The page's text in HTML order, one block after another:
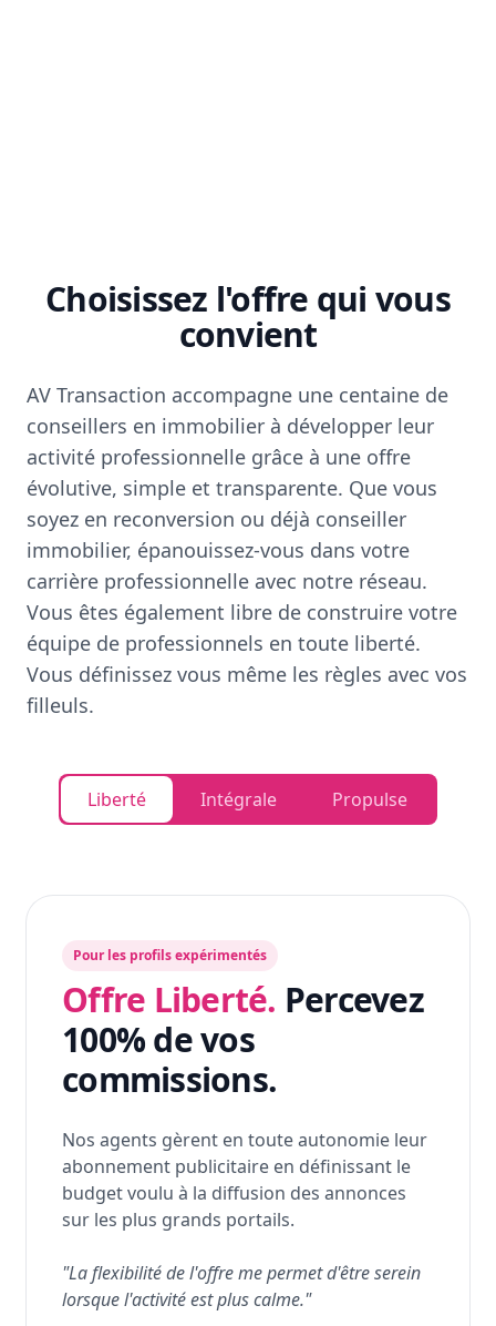
Choisissez l'offre qui vous
convient
AV Transaction accompagne une centaine de
conseillers en immobilier à développer leur
activité professionnelle grâce à une offre
évolutive, simple et transparente. Que vous
soyez en reconversion ou déjà conseiller
immobilier, épanouissez-vous dans votre
carrière professionnelle avec notre réseau.
Vous êtes également libre de construire votre
équipe de professionnels en toute liberté.
Vous définissez vous même les règles avec vos
filleuls.
Liberté Intégrale Propulse
Pour les profils expérimentés
Offre Liberté. Percevez
100% de vos
commissions.
Nos agents gèrent en toute autonomie leur
abonnement publicitaire en définissant le
budget voulu à la diffusion des annonces
sur les plus grands portails.
"La flexibilité de l'offre me permet d'être serein
lorsque l'activité est plus calme."